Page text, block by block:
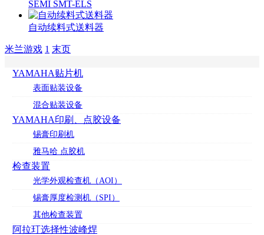
SEMI SMT-ELS
自动续料式送料器
米兰游戏 1 末页
YAMAHA贴片机
表面贴装设备
混合贴装设备
YAMAHA印刷、点胶设备
锡膏印刷机
雅马哈 点胶机
检查装置
光学外观检查机（AOI）
锡膏厚度检测机（SPI）
其他检查装置
阿拉玎选择性波峰焊